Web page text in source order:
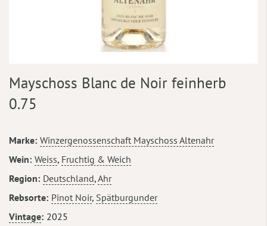
Anfang
der
Bildergalerie
Mayschoss Blanc de Noir feinherb
0.75
Mehr
Informationen
Marke Winzergenossenschaft Mayschoss Altenahr
Wein Weiss, Fruchtig & Weich
Region Deutschland,Ahr
Rebsorte Pinot Noir, Spätburgunder
Vintage 2025